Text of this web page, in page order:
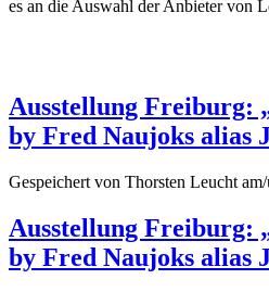
es an die Auswahl der Anbieter von
Ausstellung Freiburg:
by Fred Naujoks alias
Gespeichert von Thorsten Leucht
Ausstellung Freiburg:
by Fred Naujoks alias